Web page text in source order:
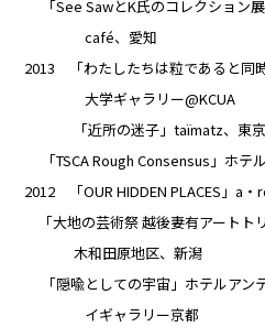
「See SawとK氏のコレクション
café、愛知
2013 「わたしたちは粒であると同
大学ギャラリー@KCUA
「近所の迷子」taïmatz、東京
「TSCA Rough Consensus」ホテ
2012 「OUR HIDDEN PLACES」a・
「大地の芸術祭 越後妻有アートト
木和田原地区、新潟
「隠喩としての宇宙」ホテルアン
イギャラリー京都